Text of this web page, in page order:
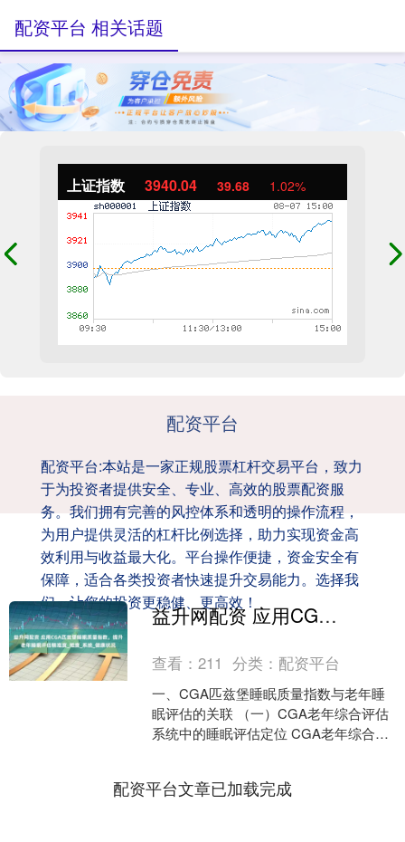
上证指数 3940.04 39.68 1.02%
配资平台
配资平台:本站是一家正规股票杠杆交易平台，致力
于为投资者提供安全、专业、高效的股票配资服
务。我们拥有完善的风控体系和透明的操作流程，
为用户提供灵活的杠杆比例选择，助力实现资金高
效利用与收益最大化。平台操作便捷，资金安全有
保障，适合各类投资者快速提升交易能力。选择我
们，让您的投资更稳健、更高效！
配资平台 相关话题
益升网配资 应用CGA匹兹堡睡眠质量指数，提升老年睡眠评估精准度_维度_系统_健康状况
查看：211 分类： 配资平台
一、CGA匹兹堡睡眠质量指数与老年睡
眠评估的关联 （一）CGA老年综合评估
系统中的睡眠评估定位 CGA老年综合评
配资平台文章已加载完成